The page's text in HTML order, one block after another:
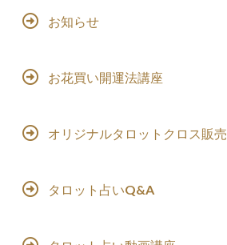
お知らせ
お花買い開運法講座
オリジナルタロットクロス販売
タロット占いQ&A